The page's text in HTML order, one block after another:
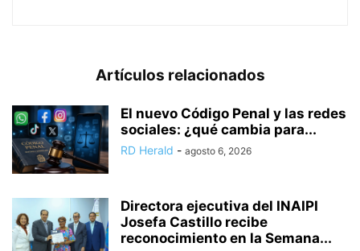
Artículos relacionados
El nuevo Código Penal y las redes
sociales: ¿qué cambia para...
RD Herald - agosto 6, 2026
Directora ejecutiva del INAIPI
Josefa Castillo recibe
reconocimiento en la Semana...